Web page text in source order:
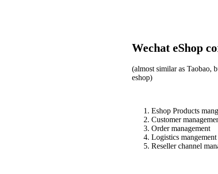
Wechat eShop
(almost similar as Taobao,
eshop)
Eshop Products
Customer
Order management
Logistics mangement
Reseller channel